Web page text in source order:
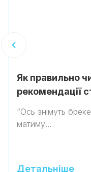
Як правильно
рекомендації
“Ось знімуть
матиму…
Детальніше